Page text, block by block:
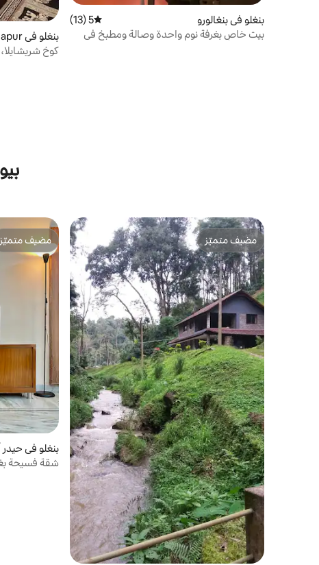
بنغلو في بنغالورو متوسط التقييم 5 من 5، 13 مراجعات
5 (13)
بيت خاص بغرفة نوم واحدة وصالة ومطبخ في
بنغلو في Kolhapur
كوخ
مضيف متميّز
مضيف متميّز
مضيف متميّز
مضيف متميّز
بنغلو في حيدر
شقة فسيحة